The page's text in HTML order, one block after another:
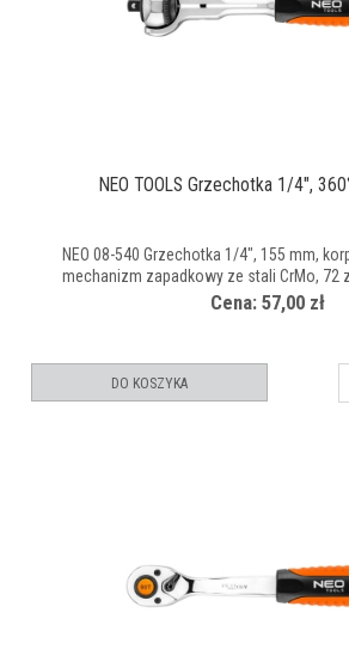
NEO TOOLS Grzechotka 1/4",
NEO 08-540 Grzechotka 1/4", 155 mm,
mechanizm zapadkowy ze stali CrMo, 72
Cena: 57,00 zł
DO KOSZYKA